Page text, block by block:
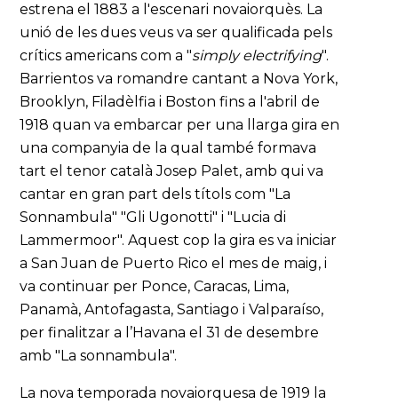
estrena el 1883 a l'escenari novaiorquès. La
unió de les dues veus va ser qualificada pels
crítics americans com a "simply electrifying".
Barrientos va romandre cantant a Nova York,
Brooklyn, Filadèlfia i Boston fins a l'abril de
1918 quan va embarcar per una llarga gira en
una companyia de la qual també formava
tart el tenor català Josep Palet, amb qui va
cantar en gran part dels títols com "La
Sonnambula" "Gli Ugonotti" i "Lucia di
Lammermoor". Aquest cop la gira es va iniciar
a San Juan de Puerto Rico el mes de maig, i
va continuar per Ponce, Caracas, Lima,
Panamà, Antofagasta, Santiago i Valparaíso,
per finalitzar a l’Havana el 31 de desembre
amb "La sonnambula".
La nova temporada novaiorquesa de 1919 la